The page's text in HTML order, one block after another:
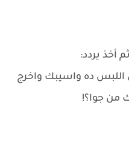
أخذ يردد:
اللبس ده واسيبك واخرج
من جوا؟!